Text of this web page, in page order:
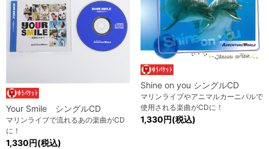
Your Smile シングルCD
マリンライブで流れるあの楽曲がCD
に！
1,330円(税込)
Shine on you シングルCD
マリンライブやアニマルカーニバルで
使用される楽曲がCDに！
1,330円(税込)